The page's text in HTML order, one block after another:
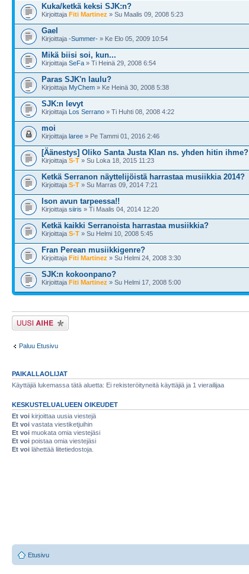
Kuka/ketkä keksi SJK:n?
Kirjoittaja Fiti Martinez » Su Maalis 09, 2008 5:23
Gael
Kirjoittaja -Summer- » Ke Elo 05, 2009 10:54
Mikä biisi soi, kun...
Kirjoittaja SeFa » Ti Heinä 29, 2008 6:54
Paras SJK'n laulu?
Kirjoittaja MyChem » Ke Heinä 30, 2008 5:38
SJK:n levyt
Kirjoittaja Los Serrano » Ti Huhti 08, 2008 4:22
moi
Kirjoittaja laree » Pe Tammi 01, 2016 2:46
[Äänestys] Oliko Santa Justa Klan ns. yhden hitin ihme?
Kirjoittaja S-T » Su Loka 18, 2015 11:23
Ketkä Serranon näyttelijöistä harrastaa musiikkia 2014?
Kirjoittaja S-T » Su Marras 09, 2014 7:21
Ison avun tarpeessa!!
Kirjoittaja siiris » Ti Maalis 04, 2014 12:20
Ketkä kaikki Serranoista harrastaa musiikkia?
Kirjoittaja S-T » Su Helmi 10, 2008 5:45
Fran Perean musiikkigenre?
Kirjoittaja Fiti Martinez » Su Helmi 24, 2008 3:30
SJK:n kokoonpano?
Kirjoittaja Fiti Martinez » Su Helmi 17, 2008 5:00
Lähetä uusi viesti
Paluu Etusivu
PAIKALLAOLIJAT
Käyttäjiä lukemassa tätä aluetta: Ei rekisteröityneitä käyttäjiä ja 1 vierailijaa
KESKUSTELUALUEEN OIKEUDET
Et voi kirjoittaa uusia viestejä
Et voi vastata viestiketjuihin
Et voi muokata omia viestejäsi
Et voi poistaa omia viestejäsi
Et voi lähettää liitetiedostoja.
Etusivu